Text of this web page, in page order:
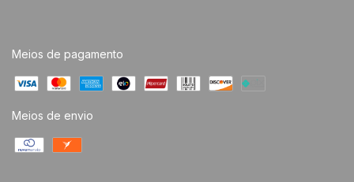
Meios de pagamento
Meios de envio